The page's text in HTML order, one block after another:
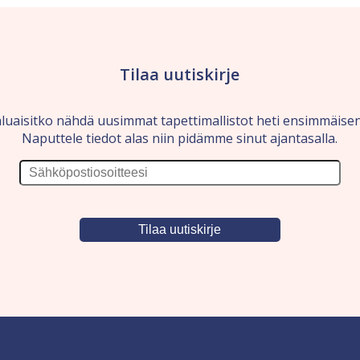
Tilaa uutiskirje
nähdä uusimmat tapettimallistot heti
Naputtele tiedot alas niin pidämme sinut ajantasalla.